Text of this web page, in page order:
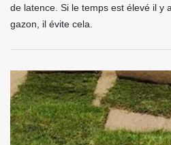
de latence. Si le temps est élevé il y
gazon, il évite cela.